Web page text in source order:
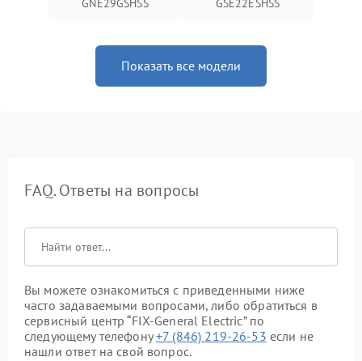
GNE29GSHSS
GSE22ESHSS
Показать все модели
FAQ. Ответы на вопросы
Вы можете ознакомиться с приведенными ниже
часто задаваемыми вопросами, либо обратиться в
сервисный центр “FIX-General Electric” по
следующему телефону+7 (846) 219-26-53 если не
нашли ответ на свой вопрос.